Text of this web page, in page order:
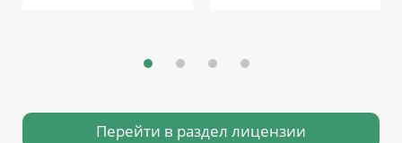
Перейти в раздел лицензии